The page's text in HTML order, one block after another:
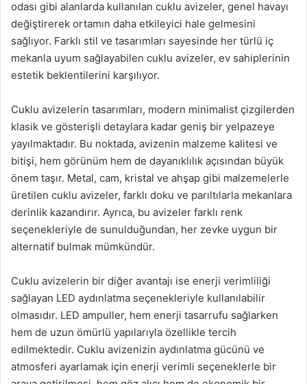
odası gibi alanlarda kullanılan cuklu avizeler, genel havayı
değiştirerek ortamın daha etkileyici hale gelmesini
sağlıyor. Farklı stil ve tasarımları sayesinde her türlü iç
mekanla uyum sağlayabilen cuklu avizeler, ev sahiplerinin
estetik beklentilerini karşılıyor.
Cuklu avizelerin tasarımları, modern minimalist çizgilerden
klasik ve gösterişli detaylara kadar geniş bir yelpazeye
yayılmaktadır. Bu noktada, avizenin malzeme kalitesi ve
bitişi, hem görünüm hem de dayanıklılık açısından büyük
önem taşır. Metal, cam, kristal ve ahşap gibi malzemelerle
üretilen cuklu avizeler, farklı doku ve parıltılarla mekanlara
derinlik kazandırır. Ayrıca, bu avizeler farklı renk
seçenekleriyle de sunulduğundan, her zevke uygun bir
alternatif bulmak mümkündür.
Cuklu avizelerin bir diğer avantajı ise enerji verimliliği
sağlayan LED aydınlatma seçenekleriyle kullanılabilir
olmasıdır. LED ampuller, hem enerji tasarrufu sağlarken
hem de uzun ömürlü yapılarıyla özellikle tercih
edilmektedir. Cuklu avizenizin aydınlatma gücünü ve
atmosferi ayarlamak için enerji verimli seçeneklerle bir